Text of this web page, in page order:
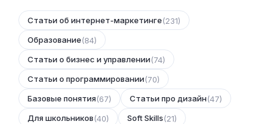
Статьи об интернет-маркетинге(231)
Образование(84)
Статьи о бизнес и управлении(74)
Статьи о программировании(70)
Базовые понятия(67) Статьи про дизайн(47)
Для школьников(40) Soft Skills(21)